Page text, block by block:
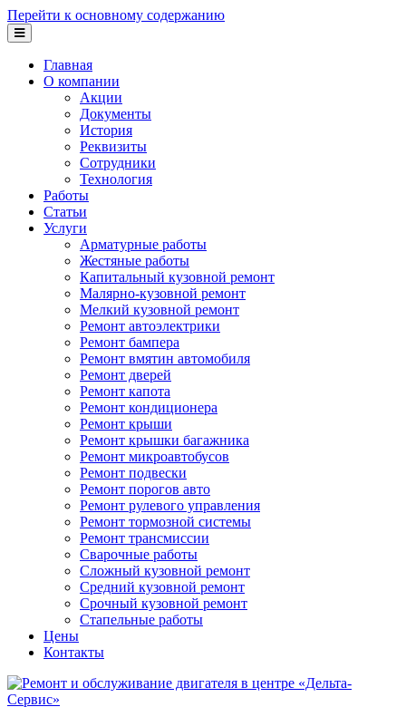
Перейти к основному содержанию
Главная
О компании
Акции
Документы
История
Реквизиты
Сотрудники
Технология
Работы
Статьи
Услуги
Арматурные работы
Жестяные работы
Капитальный кузовной ремонт
Малярно-кузовной ремонт
Мелкий кузовной ремонт
Ремонт автоэлектрики
Ремонт бампера
Ремонт вмятин автомобиля
Ремонт дверей
Ремонт капота
Ремонт кондиционера
Ремонт крыши
Ремонт крышки багажника
Ремонт микроавтобусов
Ремонт подвески
Ремонт порогов авто
Ремонт рулевого управления
Ремонт тормозной системы
Ремонт трансмиссии
Сварочные работы
Сложный кузовной ремонт
Средний кузовной ремонт
Срочный кузовной ремонт
Стапельные работы
Цены
Контакты